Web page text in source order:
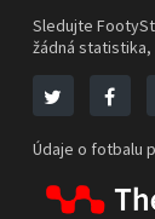
Sledujte
žádná
Údaje o fotbalu